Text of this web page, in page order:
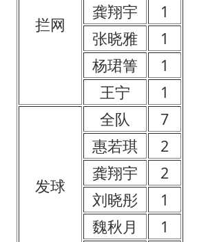
拦网
龚翔宇
1
张晓雅
1
杨珺箐
1
王宁
1
发球
全队
7
惠若琪
2
龚翔宇
2
刘晓彤
1
魏秋月
1